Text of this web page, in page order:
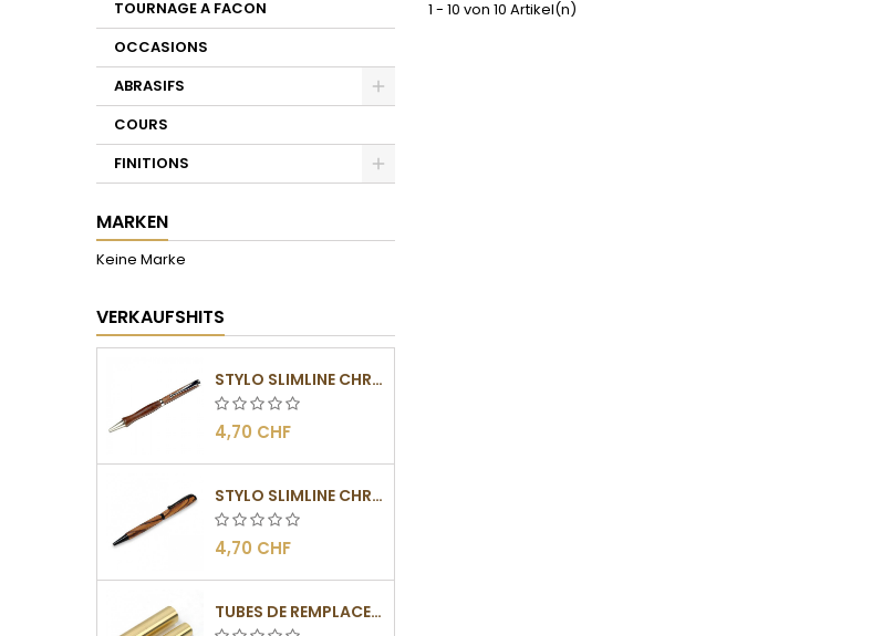
TOURNAGE A FACON
OCCASIONS
ABRASIFS
COURS
FINITIONS
MARKEN
Keine Marke
VERKAUFSHITS
STYLO SLIMLINE CHROMÉ
4,70 CHF
STYLO SLIMLINE CHROMÉ NOIR
4,70 CHF
TUBES DE REMPLACEMENT POUR MÉCANISMES SLIMLINE
1 - 10 von 10 Artikel(n)